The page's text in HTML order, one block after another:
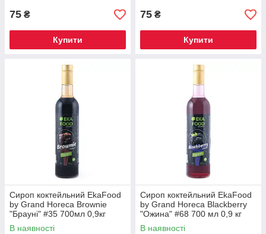
75 ₴
Купити
75 ₴
Купити
Сироп коктейльний EkaFood
by Grand Horeca Brownie
"Брауні" #35 700мл 0,9кг
СКЛО
В наявності
Сироп коктейльний EkaFood
by Grand Horeca Blackberry
"Ожина" #68 700 мл 0,9 кг
СКЛО
В наявності